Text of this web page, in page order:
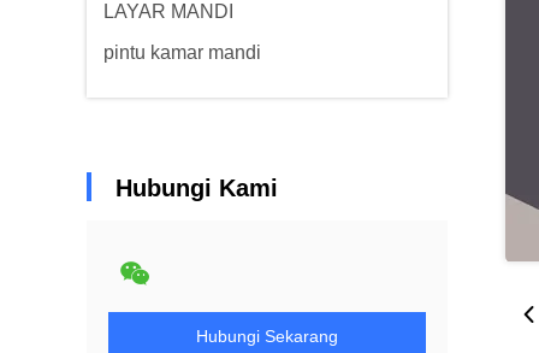
LAYAR MANDI
pintu kamar mandi
Hubungi Kami
Hubungi Sekarang